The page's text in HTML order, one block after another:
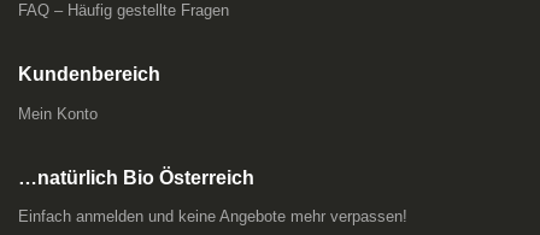
FAQ – Häufig gestellte Fragen
Kundenbereich
Mein Konto
…natürlich Bio Österreich
Einfach anmelden und keine Angebote mehr verpassen!